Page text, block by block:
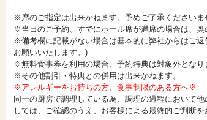
※席のご指定は出来かねます。予めご了承くださいま
※当日のご予約、すでにホール席が満席の場合は、奥
※備考欄に記載がない場合は基本的に弊社からはご
お願いいたします。)
※無料食事券を利用の場合、予約特典は対象外とな
※その他割引・特典との併用は出来かねます。
※アレルギーをお持ちの方、食事制限のある方へ※
同一の厨房で調理している為、調理の過程において
しては、ご確認のうえ、お客様による最終的ご判断を